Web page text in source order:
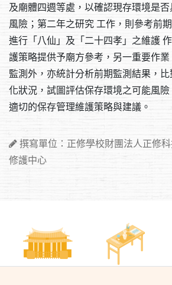
及廟體四週等處，以確認現存環境是
風險；第二年之研究 工作，則參考前
進行「八仙」及「二十四孝」之維護
護策略提供予廟方參考，另一重要作
監測外，亦統計分析前期監測結果，
化狀況，試圖評估保存環境之可能風險
適切的保存管理維護策略與建議。
撰寫單位：正修學校財團法人正修
修護中心